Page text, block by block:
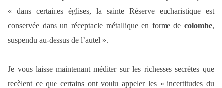
« dans certaines églises, la sainte Réserve eucharistique est
conservée dans un réceptacle métallique en forme de colombe,
suspendu au-dessus de l’autel ».
Je vous laisse maintenant méditer sur les richesses secrètes que
recèlent ce que certains ont voulu appeler les « incertitudes du